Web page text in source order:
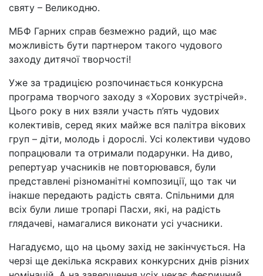
святу – Великодню.
МБФ Гарних справ безмежно радий, що має
можливість бути партнером такого чудового
заходу дитячої творчості!
Уже за традицією розпочинається конкурсна
програма творчого заходу з «Хорових зустрічей».
Цього року в них взяли участь п’ять чудових
колективів, серед яких майже вся палітра вікових
груп – діти, молодь і дорослі. Усі колективи чудово
попрацювали та отримали подарунки. На диво,
репертуар учасників не повторювався, були
представлені різноманітні композиції, що так чи
інакше передають радість свята. Спільними для
всіх були лише тропарі Пасхи, які, на радість
глядачеві, намагалися виконати усі учасники.
Нагадуємо, що на цьому захід не закінчується. На
черзі ще декілька яскравих конкурсних днів різних